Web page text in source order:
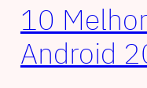
10
Android